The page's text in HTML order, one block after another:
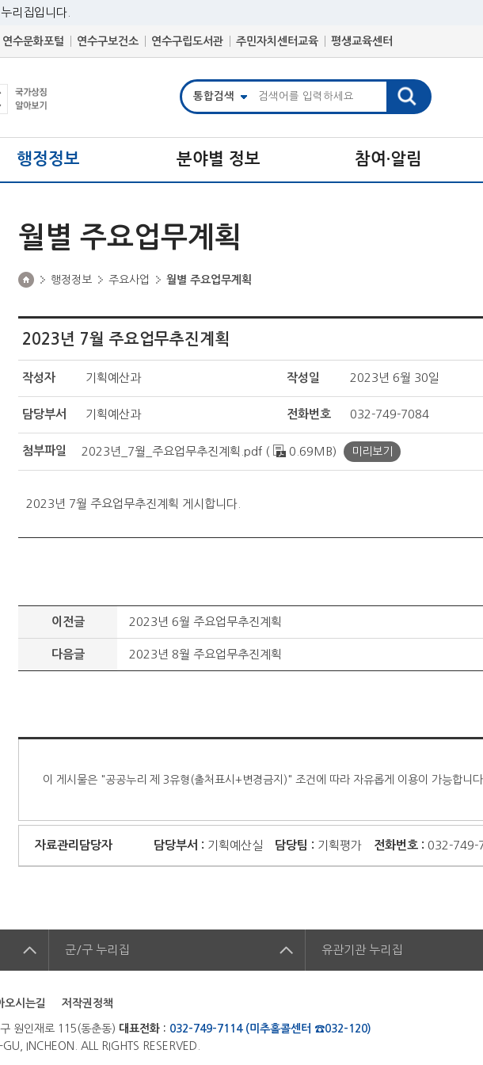
리집입니다.
연수문화포털 연수구보건소 연수구립도서관 주민자치센터교육 평생교육센터
행정정보 분야별 정보 참여·알림
월별 주요업무계획
행정정보 주요사업 월별 주요업무계획
2023년 7월 주요업무추진계획
작성자 기획예산과 작성일 2023년 6월 30일
담당부서 기획예산과 전화번호 032-749-7084
첨부파일 2023년_7월_주요업무추진계획.pdf ( 0.69MB) 미리보기
2023년 7월 주요업무추진계획 게시합니다.
이전글 2023년 6월 주요업무추진계획
다음글 2023년 8월 주요업무추진계획
이 게시물은 "공공누리 제 3유형(출처표시+변경금지)" 조건에 따라 자유롭게 이용이 가능합니다.
자료관리담당자 담당부서 : 기획예산실 담당팀 : 기획평가 전화번호 : 032-749-
군/구 누리집 유관기관 누리집
오시는길 저작권정책
원인재로 115(동춘동) 대표전화 : 032-749-7114 (미추홀콜센터 ☎032-120)
INCHEON. ALL RIGHTS RESERVED.